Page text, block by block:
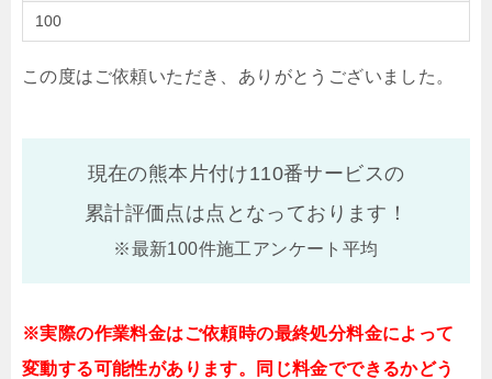
100
この度はご依頼いただき、ありがとうございました。
現在の熊本片付け110番サービスの
累計評価点は点となっております！
※最新100件施工アンケート平均
※実際の作業料金はご依頼時の最終処分料金によって
変動する可能性があります。同じ料金でできるかどう